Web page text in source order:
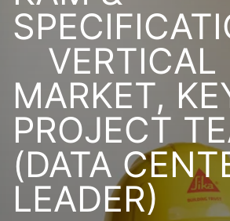
VERTICAL
MARKET,
PROJECT
(DATA
LEADER)